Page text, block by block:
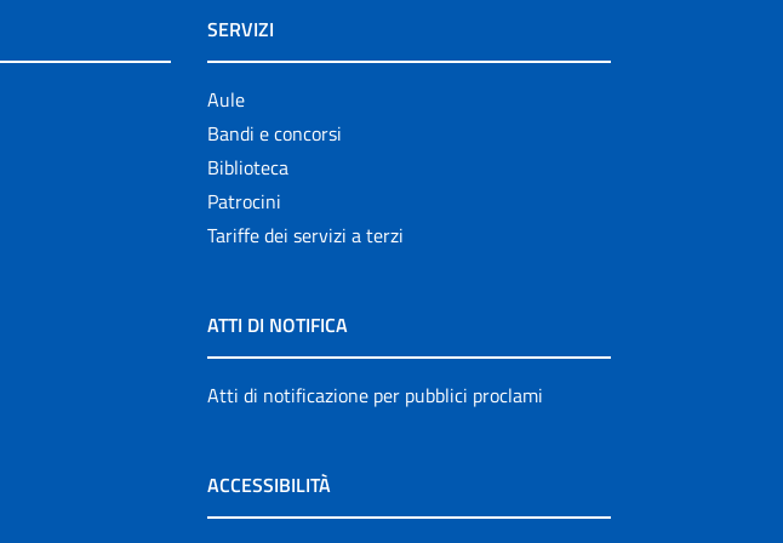
SERVIZI
Aule
Bandi e concorsi
Biblioteca
Patrocini
Tariffe dei servizi a terzi
ATTI DI NOTIFICA
Atti di notificazione per pubblici proclami
ACCESSIBILITÀ